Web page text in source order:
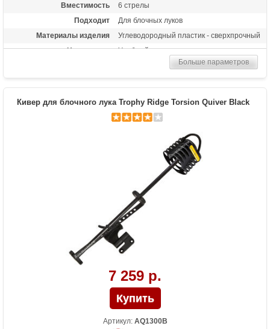
Вместимость
6 стрелы
Подходит
Для блочных луков
Материалы изделия
Углеводородный пластик - сверхпрочный
Назначение
Удобный чехол для транспортировки
Больше параметров
Кивер для блочного лука Trophy Ridge Torsion Quiver Black
7 259 р.
Артикул: AQ1300B